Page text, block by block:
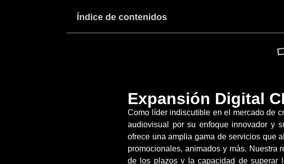
Índice de contenidos
Expansión Digital
Como líder indiscutible en el mercado de
audiovisual por su enfoque innovador y
ofrece una amplia gama de servicios que
promocionales, animados y más. Nuestra
de los plazos y la capacidad de superar